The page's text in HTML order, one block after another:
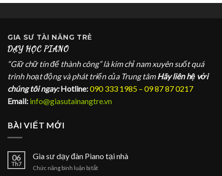
GIA SƯ TÀI NĂNG TRẺ
DẠY HỌC PIANO
“Giữ chữ tín để thành công” là kim chỉ nam xuyên suốt quá
trình hoạt động và phát triển của Trung tâm Hãy liên hệ với
chúng tôi ngay: Hotline:090 333 1985 – 09 87 87 0217
Email: info@giasutainangtre.vn
BÀI VIẾT MỚI
06
Th7
Gia sư dạy đàn Piano tại nhà
Chức năng bình luận bị tắtở